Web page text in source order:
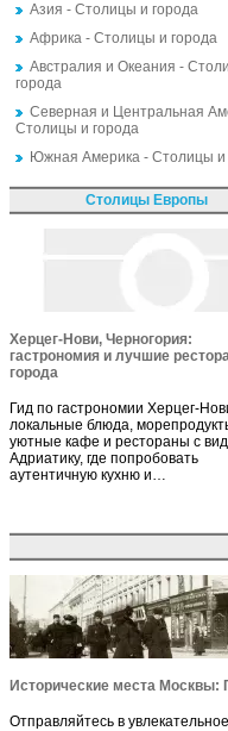
Азия - Столицы и города
Африка - Столицы и города
Австралия и Океания -
города
Северная и Центральная
Столицы и города
Южная Америка - Столицы и
Столицы Европы
Херцег-Нови, Черногория:
гастрономия и лучшие
города
Гид по гастрономии Херцег-
локальные блюда,
уютные кафе и рестораны с
Адриатику, где попробовать
аутентичную кухню и…
Исторические места Москвы:
Отправляйтесь в